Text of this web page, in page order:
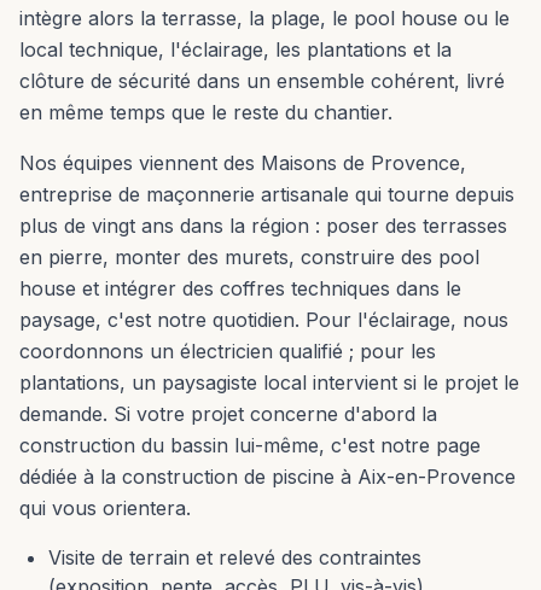
intègre alors la terrasse, la plage, le pool house ou le
local technique, l'éclairage, les plantations et la
clôture de sécurité dans un ensemble cohérent, livré
en même temps que le reste du chantier.
Nos équipes viennent des Maisons de Provence,
entreprise de maçonnerie artisanale qui tourne depuis
plus de vingt ans dans la région : poser des terrasses
en pierre, monter des murets, construire des pool
house et intégrer des coffres techniques dans le
paysage, c'est notre quotidien. Pour l'éclairage, nous
coordonnons un électricien qualifié ; pour les
plantations, un paysagiste local intervient si le projet le
demande. Si votre projet concerne d'abord la
construction du bassin lui-même, c'est notre page
dédiée à la construction de piscine à Aix-en-Provence
qui vous orientera.
Visite de terrain et relevé des contraintes